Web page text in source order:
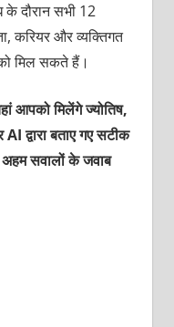
दौरान सभी 12
करियर और व्यक्तिगत
मिल सकते हैं।
आपको मिलेंगे ज्योतिष,
बताए गए सटीक
अहम सवालों के जवाब